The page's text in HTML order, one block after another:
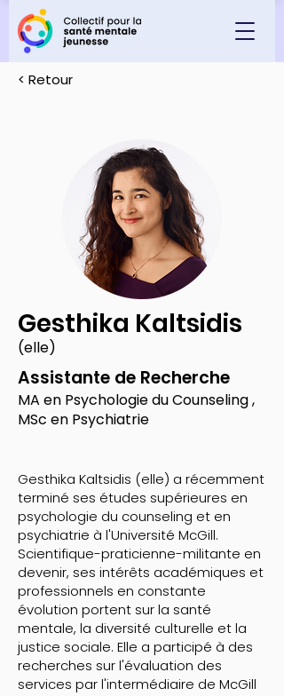
< Retour
Gesthika Kaltsidis
(elle)
Assistante de Recherche
MA en Psychologie du Counseling ,
MSc en Psychiatrie
Gesthika Kaltsidis (elle) a récemment
terminé ses études supérieures en
psychologie du counseling et en
psychiatrie à l'Université McGill.
Scientifique-praticienne-militante en
devenir, ses intérêts académiques et
professionnels en constante
évolution portent sur la santé
mentale, la diversité culturelle et la
justice sociale. Elle a participé à des
recherches sur l'évaluation des
services par l'intermédiaire de McGill